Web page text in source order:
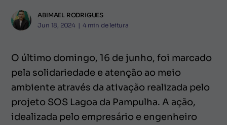
ABIMAEL RODRIGUES
Jun 18, 2024 | 4 min de leitura
O último domingo, 16 de junho, foi marcado
pela solidariedade e atenção ao meio
ambiente através da ativação realizada pelo
projeto SOS Lagoa da Pampulha. A ação,
idealizada pelo empresário e engenheiro